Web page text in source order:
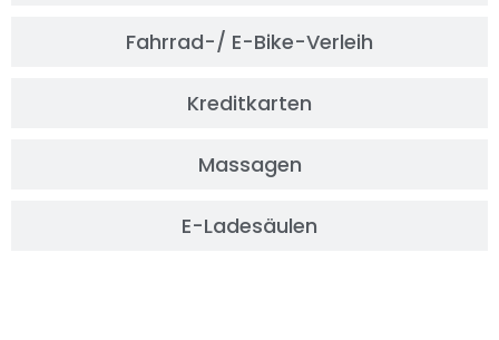
Fahrrad-/ E-Bike-Verleih
Kreditkarten
Massagen
E-Ladesäulen